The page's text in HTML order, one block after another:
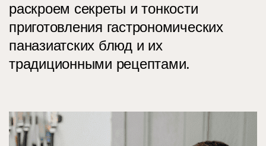
раскроем секреты и тонкости
приготовления гастрономических
паназиатских блюд и их
традиционными рецептами.